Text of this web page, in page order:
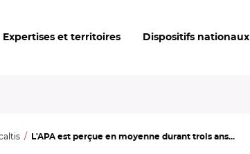
Expertises et territoires Dispositifs nationaux
L'APA est perçue en moyenne durant trois ans...